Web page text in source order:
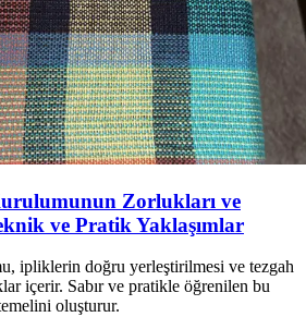
Zorlukları ve
ve Pratik Yaklaşımlar
ipliklerin doğru yerleştirilmesi ve tezgah
içerir. Sabır ve pratikle öğrenilen bu
oluşturur.